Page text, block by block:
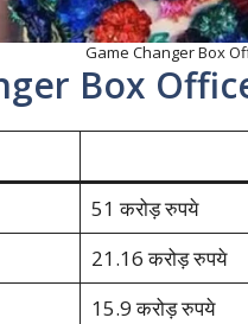
Game Changer Box
Box
51 करोड़ रुपये
21.16 करोड़ रुपये
15.9 करोड़ रुपये